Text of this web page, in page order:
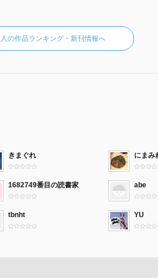
の作品ランキング・新刊情報へ
きまぐれ にまみ
1682749番目の読書家 abe
tbnht YU